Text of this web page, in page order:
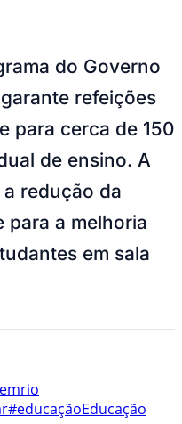
do Governo
refeições
para cerca de 150
de ensino. A
redução da
para a melhoria
em sala
rio
#educaçãoEducação